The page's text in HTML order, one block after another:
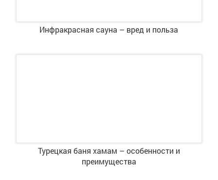
Инфракрасная сауна – вред и польза
Турецкая баня хамам – особенности и
преимущества